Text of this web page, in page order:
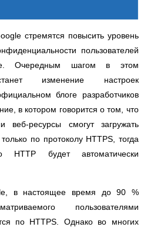
стремятся повысить уровень
пользователей
Очередным шагом в этом
изменение настроек
блоге разработчиков
в котором говорится о том, что
веб-ресурсы смогут загружать
по протоколу HTTPS, тогда
HTTP будет автоматически
в настоящее время до 90 %
пользователями
по HTTPS. Однако во многих